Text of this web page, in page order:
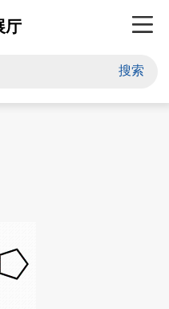
厅
搜索